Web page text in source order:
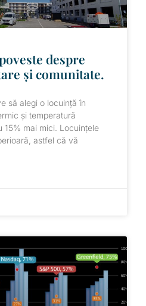
despre
și comunitate.
să alegi o locuință în
și temperatură
15% mai mici. Locuințele
astfel că vă